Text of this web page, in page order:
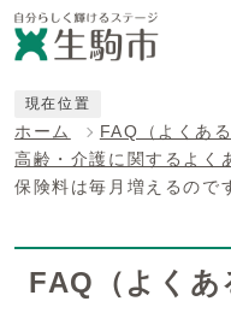
現在位置
ホーム FAQ（よくある
高齢・介護に関するよく
保険料は毎月増えるので
FAQ（よくあ